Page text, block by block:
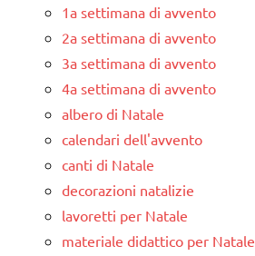
1a settimana di avvento
2a settimana di avvento
3a settimana di avvento
4a settimana di avvento
albero di Natale
calendari dell'avvento
canti di Natale
decorazioni natalizie
lavoretti per Natale
materiale didattico per Natale